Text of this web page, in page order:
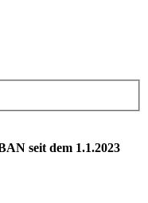
seit dem 1.1.2023